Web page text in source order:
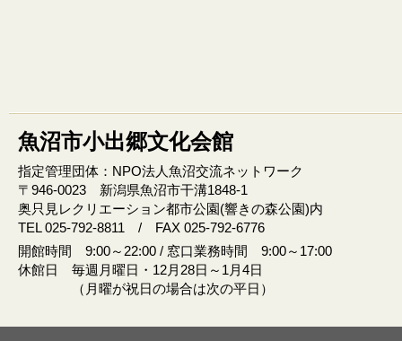
魚沼市小出郷文化会館
指定管理団体：NPO法人魚沼交流ネットワーク
〒946‐0023 新潟県魚沼市干溝1848‐1
奥只見レクリエーション都市公園(響きの森公園)内
TEL 025-792-8811 / FAX 025-792-6776
開館時間 9:00～22:00 / 窓口業務時間 9:00～17:00
休館日 毎週月曜日・12月28日～1月4日
（月曜が祝日の場合は次の平日）